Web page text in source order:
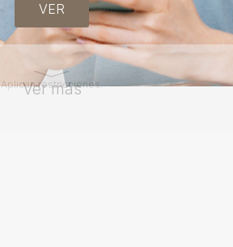
VER
Aplican restricciones.
Ver más